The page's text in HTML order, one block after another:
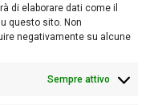
di elaborare dati come il
questo sito. Non
negativamente su alcune
Sempre attivo